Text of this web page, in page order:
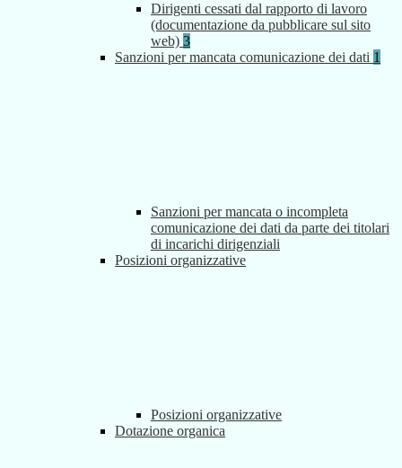
Dirigenti cessati dal rapporto di lavoro
(documentazione da pubblicare sul sito
web) 3
Sanzioni per mancata comunicazione dei dati 1
Sanzioni per mancata o incompleta
comunicazione dei dati da parte dei titolari
di incarichi dirigenziali
Posizioni organizzative
Posizioni organizzative
Dotazione organica